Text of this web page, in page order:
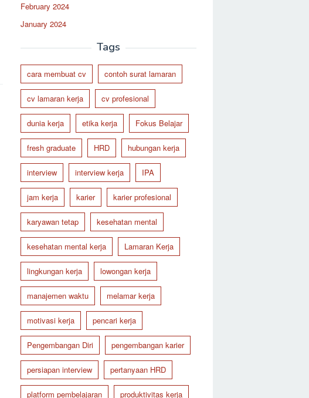
February 2024
January 2024
Tags
cara membuat cv contoh surat lamaran
cv lamaran kerja cv profesional
dunia kerja etika kerja Fokus Belajar
fresh graduate HRD hubungan kerja
interview interview kerja IPA
jam kerja karier karier profesional
karyawan tetap kesehatan mental
kesehatan mental kerja Lamaran Kerja
lingkungan kerja lowongan kerja
manajemen waktu melamar kerja
motivasi kerja pencari kerja
Pengembangan Diri pengembangan karier
persiapan interview pertanyaan HRD
platform pembelajaran produktivitas kerja